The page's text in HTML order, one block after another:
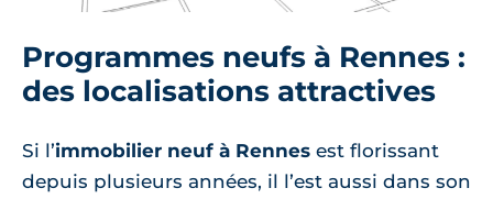
Programmes neufs à Rennes :
des localisations attractives
Si l’immobilier neuf à Rennes est florissant
depuis plusieurs années, il l’est aussi dans son